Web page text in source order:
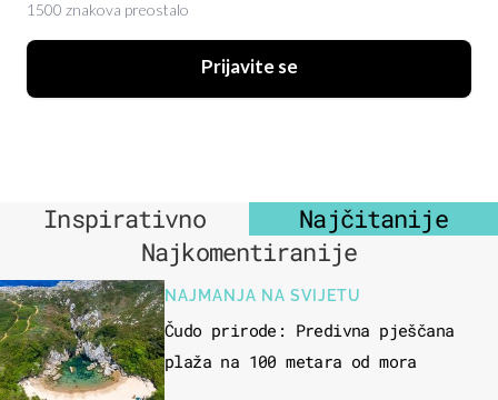
1500 znakova preostalo
Prijavite se
Inspirativno
Najčitanije
Najkomentiranije
NAJMANJA NA SVIJETU
Čudo prirode: Predivna pješčana
plaža na 100 metara od mora